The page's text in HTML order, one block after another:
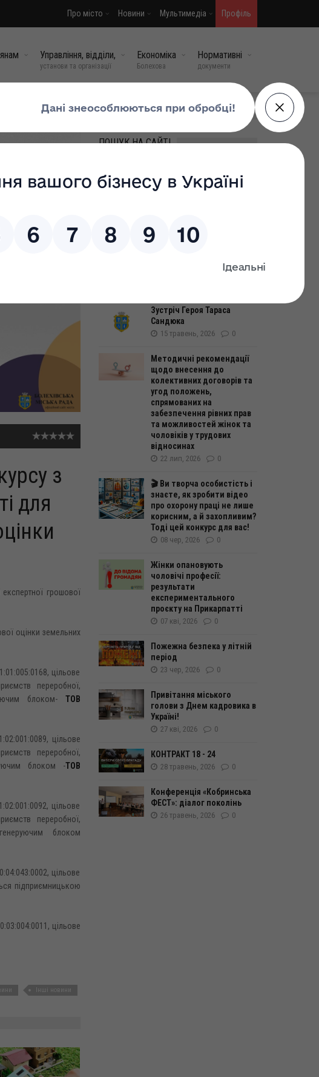
Про місто Новини Мультимедіа Профіль
Управління, відділи,
установи та організації
Економіка
Болехова
Нормативні
документи
з
для
грошової
оцінки земельних
цільове
переробної,
блоком- ТОВ
цільове
переробної,
блоком -ТОВ
цільове
переробної,
блоком
цільове
підприємницькою
цільове
Інші новини
МИ У СОЦМЕРЕЖАХ
ПОШУК НА САЙТІ
29 чер, 2026
Їхній подвиг — у нашій
Зустріч Героя Тараса
Сандюка
15 травень, 2026 0
Методичні рекомендації
щодо внесення до
колективних договорів та
угод положень,
спрямованих на
забезпечення рівних прав
та можливостей жінок та
чоловіків у трудових
відносинах
22 лип, 2026 0
🎬 Ви творча особистість і
знаєте, як зробити відео
про охорону праці не лише
корисним, а й захопливим?
Тоді цей конкурс для вас!
08 чер, 2026 0
Жінки опановують
чоловічі професії:
результати
експериментального
проєкту на Прикарпатті
07 кві, 2026 0
Пожежна безпека у літній
період
23 чер, 2026 0
Привітання міського
голови з Днем кадровика в
Україні!
27 кві, 2026 0
КОНТРАКТ 18 - 24
28 травень, 2026 0
Конференція «Кобринська
ФЕСТ»: діалог поколінь
26 травень, 2026 0